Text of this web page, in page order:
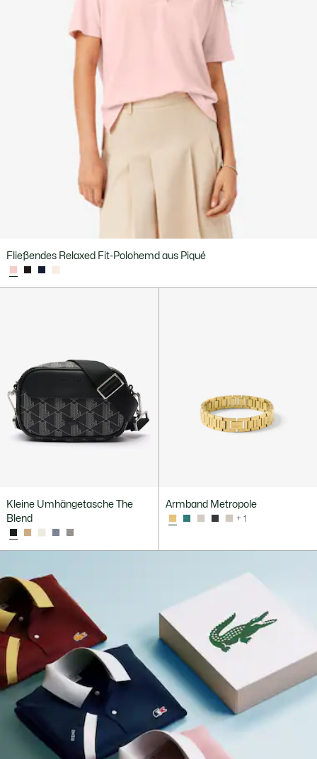
Fließendes Relaxed Fit-Polohemd aus Piqué
Kleine Umhängetasche The
Blend
Armband Metropole
+ 1